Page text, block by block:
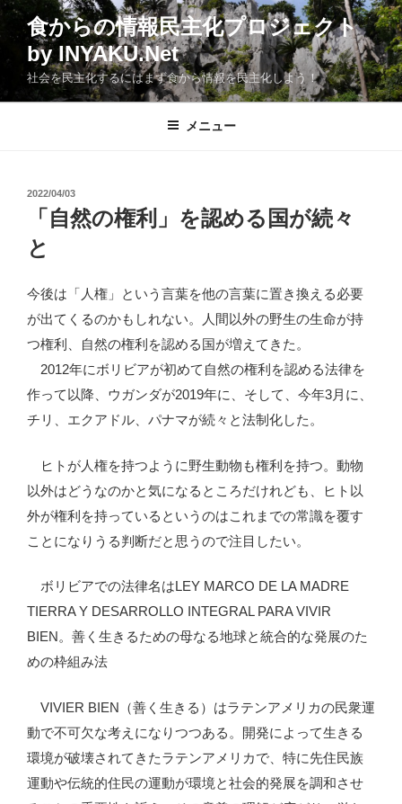
コ
食からの情報民主化プロジェクト
by INYAKU.Net
社会を民主化するにはまず食から情報を民主化しよう！
メニュー
投
2022/04/03
「自然の権利」を認める国が続々
と
今後は「人権」という言葉を他の言葉に置き換える必要
が出てくるのかもしれない。人間以外の野生の生命が持
つ権利、自然の権利を認める国が増えてきた。
2012年にボリビアが初めて自然の権利を認める法律を
作って以降、ウガンダが2019年に、そして、今年3月に、
チリ、エクアドル、パナマが続々と法制化した。
ヒトが人権を持つように野生動物も権利を持つ。動物
以外はどうなのかと気になるところだけれども、ヒト以
外が権利を持っているというのはこれまでの常識を覆す
ことになりうる判断だと思うので注目したい。
ボリビアでの法律名はLEY MARCO DE LA MADRE
TIERRA Y DESARROLLO INTEGRAL PARA VIVIR
BIEN。善く生きるための母なる地球と統合的な発展のた
めの枠組み法
VIVIER BIEN（善く生きる）はラテンアメリカの民衆運
動で不可欠な考えになりつつある。開発によって生きる
環境が破壊されてきたラテンアメリカで、特に先住民族
運動や伝統的住民の運動が環境と社会的発展を調和させ